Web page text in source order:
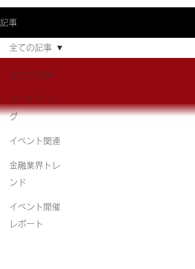
記事
全ての記事
マーケティン
グ
イベント関連
金融業界トレ
ンド
イベント開催
レポート
全ての記事